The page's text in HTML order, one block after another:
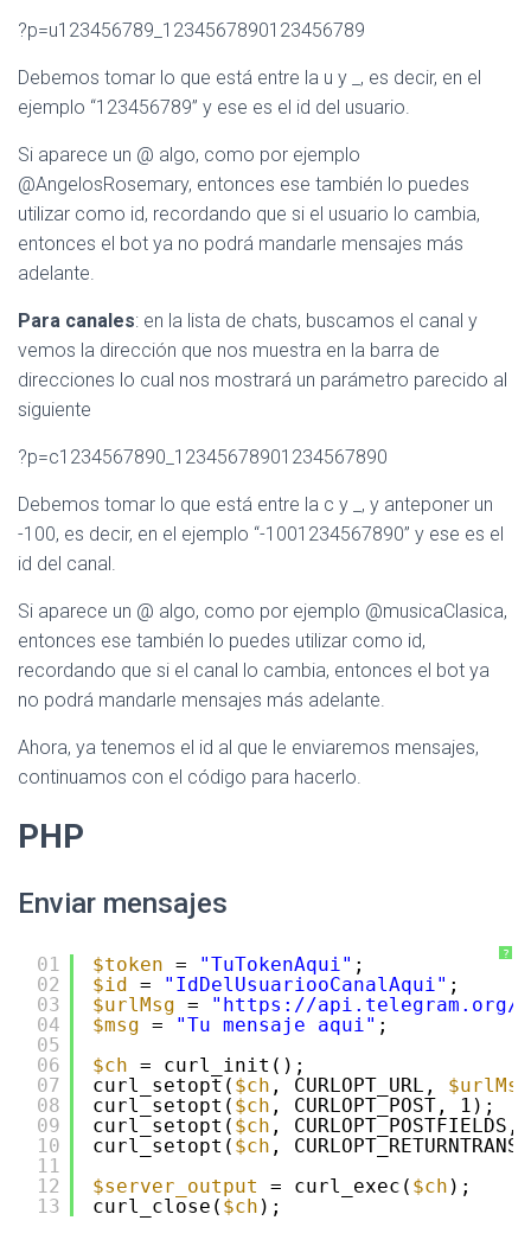
?p=u123456789_1234567890123456789
Debemos tomar lo que está entre la u y _, es decir, en el
ejemplo “123456789” y ese es el id del usuario.
Si aparece un @ algo, como por ejemplo
@AngelosRosemary, entonces ese también lo puedes
utilizar como id, recordando que si el usuario lo cambia,
entonces el bot ya no podrá mandarle mensajes más
adelante.
Para canales: en la lista de chats, buscamos el canal y
vemos la dirección que nos muestra en la barra de
direcciones lo cual nos mostrará un parámetro parecido al
siguiente
?p=c1234567890_12345678901234567890
Debemos tomar lo que está entre la c y _, y anteponer un
-100, es decir, en el ejemplo “-1001234567890” y ese es el
id del canal.
Si aparece un @ algo, como por ejemplo @musicaClasica,
entonces ese también lo puedes utilizar como id,
recordando que si el canal lo cambia, entonces el bot ya
no podrá mandarle mensajes más adelante.
Ahora, ya tenemos el id al que le enviaremos mensajes,
continuamos con el código para hacerlo.
PHP
Enviar mensajes
?
01
02
03
04
05
06
07
08
09
10
11
12
13
$token = "TuTokenAqui" ;
$id = "IdDelUsuariooCanalAqui" ;
$urlMsg = " https://api.telegram.org/
$msg = "Tu mensaje aqui" ;
$ch = curl_init();
curl_setopt( $ch , CURLOPT_URL, $urlMsg
curl_setopt( $ch , CURLOPT_POST, 1);
curl_setopt( $ch , CURLOPT_POSTFIELDS,
curl_setopt( $ch ,
$server_output
= curl_exec( $ch );
curl_close( $ch );